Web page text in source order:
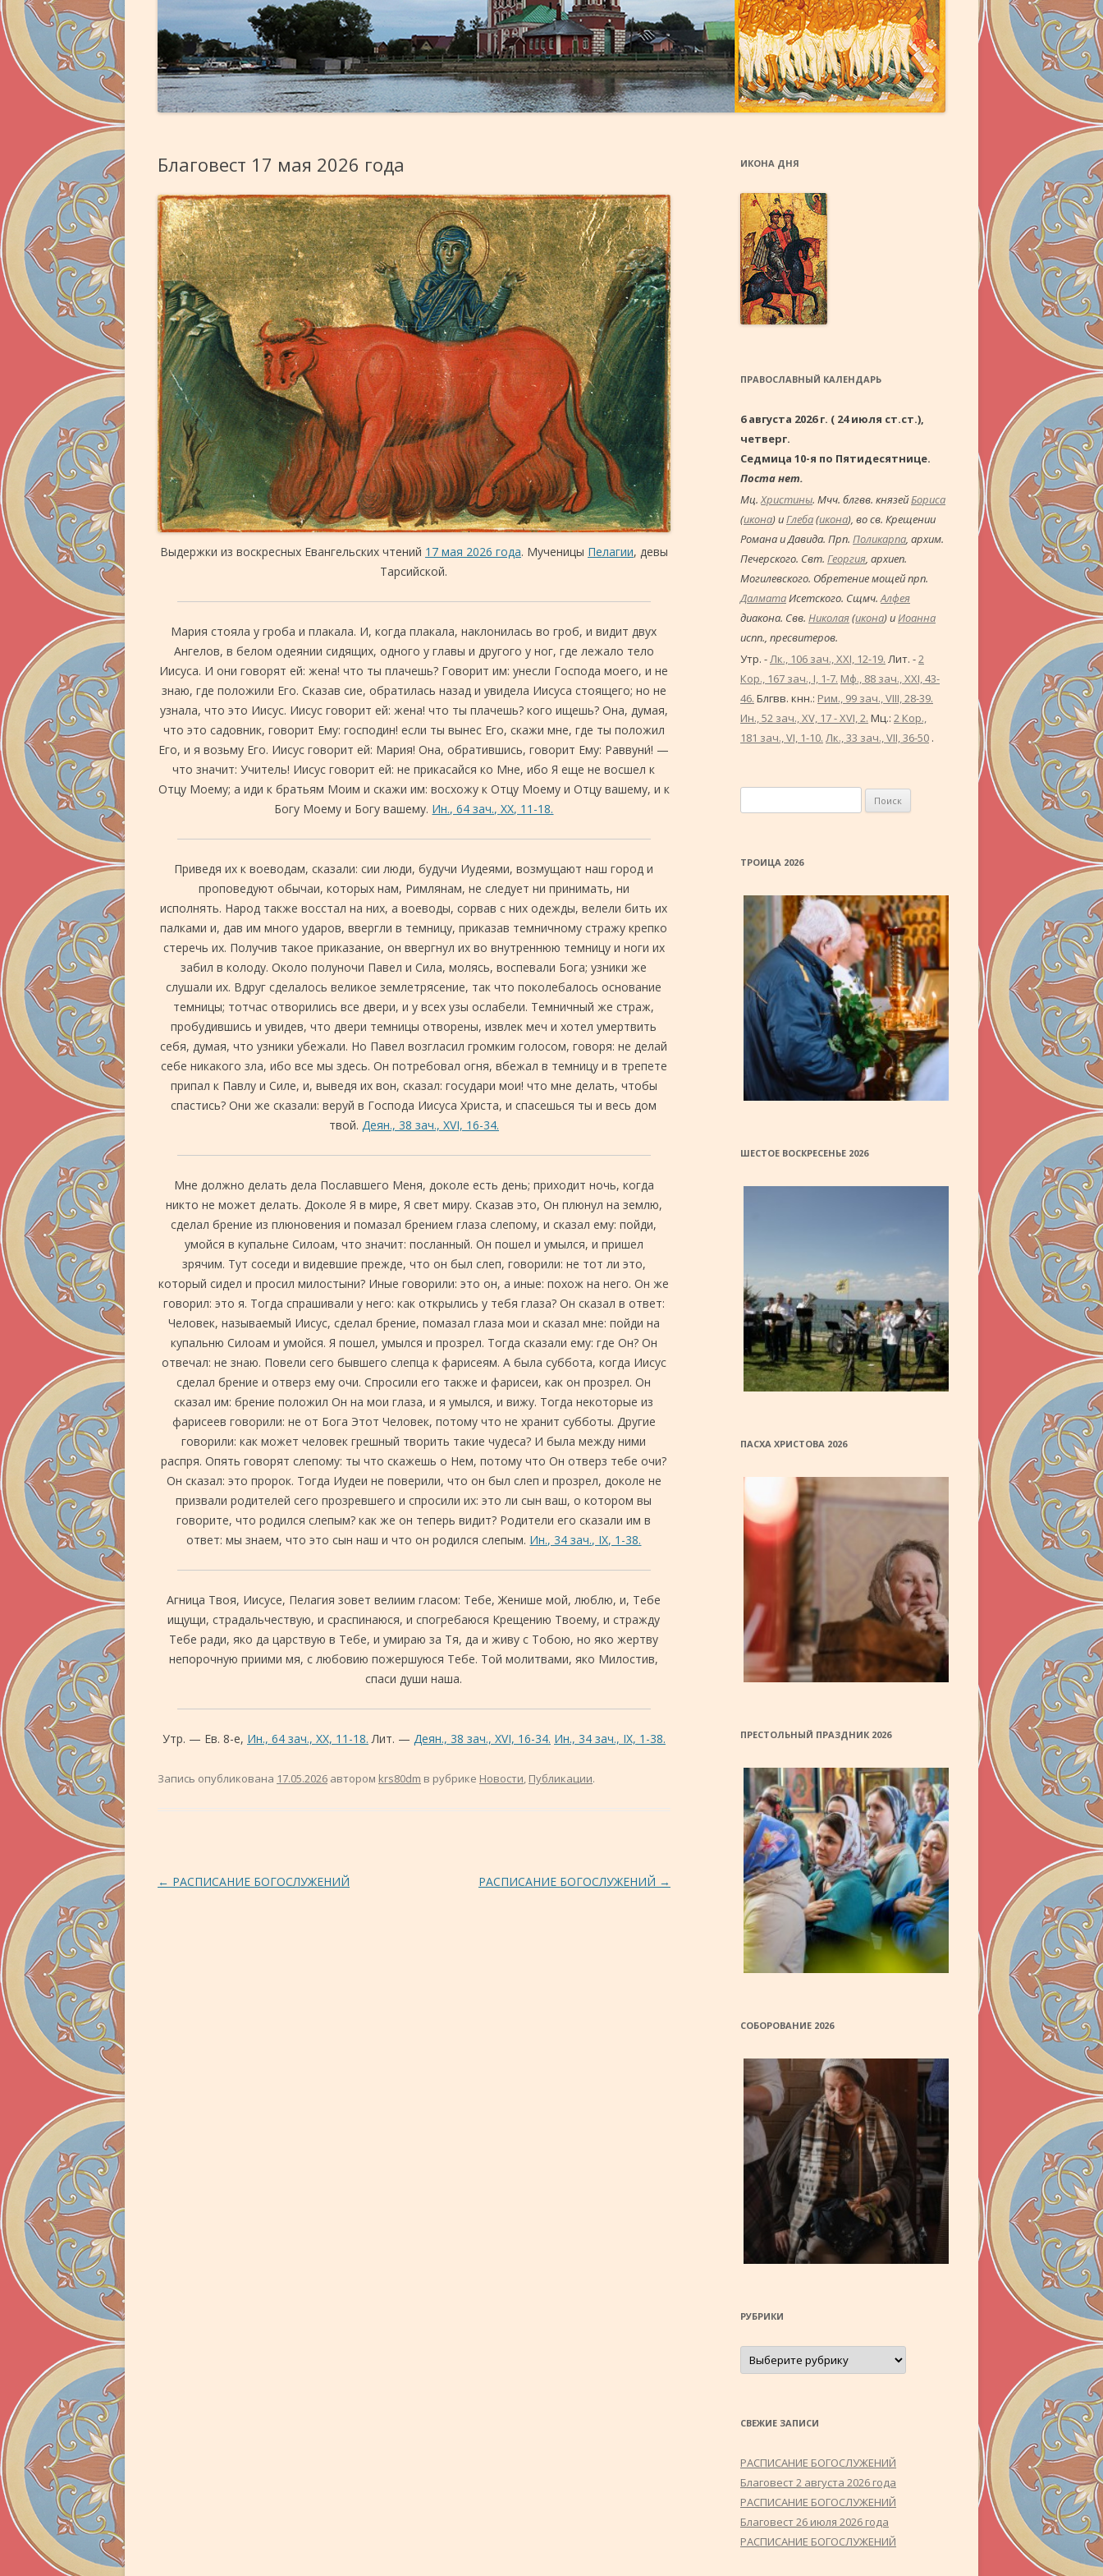
ПОЛЕЗНОЕ ЧТЕНИЕ
О ПОВЕДЕНИИ ХРИСТИАНИНА
О БОГОСЛУЖЕНИИ
ЛИТУРГИЯ
ПРЕЖДЕОСВЯЩЕННЫХ ДАРОВ
ВНЕШНИЕ РЕСУРСЫ
АЗБУКА ВЕРЫ
ГИМНЫ ЕФРЕМА СИРИНА
ВАСИЛИЙ ВЕЛИКИЙ О
СОРОКАМУЧЕНИКАХ
РАСПИСАНИЕ БОГОСЛУЖЕНИЙ
Благовест 17 мая 2026 года
Выдержки из воскресных Евангельских чтений 17 мая 2026 года. Мученицы Пелагии, девы
Тарсийской.
Мария стояла у гроба и плакала. И, когда плакала, наклонилась во гроб, и видит двух
Ангелов, в белом одеянии сидящих, одного у главы и другого у ног, где лежало тело
Иисуса. И они говорят ей: жена! что ты плачешь? Говорит им: унесли Господа моего, и не
знаю, где положили Его. Сказав сие, обратилась назад и увидела Иисуса стоящего; но не
узнала, что это Иисус. Иисус говорит ей: жена! что ты плачешь? кого ищешь? Она, думая,
что это садовник, говорит Ему: господин! если ты вынес Его, скажи мне, где ты положил
Его, и я возьму Его. Иисус говорит ей: Мария! Она, обратившись, говорит Ему: Раввуни́! —
что значит: Учитель! Иисус говорит ей: не прикасайся ко Мне, ибо Я еще не восшел к
Отцу Моему; а иди к братьям Моим и скажи им: восхожу к Отцу Моему и Отцу вашему, и к
Богу Моему и Богу вашему. Ин., 64 зач., XX, 11-18.
Приведя их к воеводам, сказали: сии люди, будучи Иудеями, возмущают наш город и
проповедуют обычаи, которых нам, Римлянам, не следует ни принимать, ни
исполнять. Народ также восстал на них, а воеводы, сорвав с них одежды, велели бить их
палками и, дав им много ударов, ввергли в темницу, приказав темничному стражу крепко
стеречь их. Получив такое приказание, он ввергнул их во внутреннюю темницу и ноги их
забил в колоду. Около полуночи Павел и Сила, молясь, воспевали Бога; узники же
слушали их. Вдруг сделалось великое землетрясение, так что поколебалось основание
темницы; тотчас отворились все двери, и у всех узы ослабели. Темничный же страж,
пробудившись и увидев, что двери темницы отворены, извлек меч и хотел умертвить
себя, думая, что узники убежали. Но Павел возгласил громким голосом, говоря: не делай
себе никакого зла, ибо все мы здесь. Он потребовал огня, вбежал в темницу и в трепете
припал к Павлу и Силе, и, выведя их вон, сказал: государи мои! что мне делать, чтобы
спастись? Они же сказали: веруй в Господа Иисуса Христа, и спасешься ты и весь дом
твой. Деян., 38 зач., XVI, 16-34.
Мне должно делать дела Пославшего Меня, доколе есть день; приходит ночь, когда
никто не может делать. Доколе Я в мире, Я свет миру. Сказав это, Он плюнул на землю,
сделал брение из плюновения и помазал брением глаза слепому, и сказал ему: пойди,
умойся в купальне Силоам, что значит: посланный. Он пошел и умылся, и пришел
зрячим. Тут соседи и видевшие прежде, что он был слеп, говорили: не тот ли это,
который сидел и просил милостыни? Иные говорили: это он, а иные: похож на него. Он же
говорил: это я. Тогда спрашивали у него: как открылись у тебя глаза? Он сказал в ответ:
Человек, называемый Иисус, сделал брение, помазал глаза мои и сказал мне: пойди на
купальню Силоам и умойся. Я пошел, умылся и прозрел. Тогда сказали ему: где Он? Он
отвечал: не знаю. Повели сего бывшего слепца к фарисеям. А была суббота, когда Иисус
сделал брение и отверз ему очи. Спросили его также и фарисеи, как он прозрел. Он
сказал им: брение положил Он на мои глаза, и я умылся, и вижу. Тогда некоторые из
фарисеев говорили: не от Бога Этот Человек, потому что не хранит субботы. Другие
говорили: как может человек грешный творить такие чудеса? И была между ними
распря. Опять говорят слепому: ты что скажешь о Нем, потому что Он отверз тебе очи?
Он сказал: это пророк. Тогда Иудеи не поверили, что он был слеп и прозрел, доколе не
призвали родителей сего прозревшего и спросили их: это ли сын ваш, о котором вы
говорите, что родился слепым? как же он теперь видит? Родители его сказали им в
ответ: мы знаем, что это сын наш и что он родился слепым. Ин., 34 зач., IX, 1-38.
Агница Твоя, Иисусе, Пелагия зовет велиим гласом: Тебе, Женише мой, люблю, и, Тебе
ищущи, страдальчествую, и сраспинаюся, и спогребаюся Крещению Твоему, и стражду
Тебе ради, яко да царствую в Тебе, и умираю за Тя, да и живу с Тобою, но яко жертву
непорочную приими мя, с любовию пожершуюся Тебе. Той молитвами, яко Милостив,
спаси души наша.
Утр. — Ев. 8-е, Ин., 64 зач., XX, 11-18. Лит. — Деян., 38 зач., XVI, 16-34. Ин., 34 зач., IX, 1-38.
Запись опубликована 17.05.2026 автором krs80dm в рубрике Новости, Публикации.
Навигация по записям
← РАСПИСАНИЕ БОГОСЛУЖЕНИЙ РАСПИСАНИЕ БОГОСЛУЖЕНИЙ →
ИКОНА ДНЯ
ПРАВОСЛАВНЫЙ КАЛЕНДАРЬ
6 августа 2026 г. ( 24 июля ст.ст.),
четверг.
Седмица 10-я по Пятидесятнице.
Поста нет.
Мц.Христины. Мчч. блгвв. князейБориса
(икона) иГлеба(икона), во св. Крещении
Романа и Давида. Прп. Поликарпа, архим.
Печерского. Свт. Георгия, архиеп.
Могилевского. Обретение мощей прп.
ДалматаИсетского. Сщмч.Алфея
диакона. Свв. Николая(икона) иИоанна
испп., пресвитеров.
Утр. -Лк., 106 зач., XXI, 12-19. Лит. -2
Кор., 167 зач., I, 1-7. Мф., 88 зач., XXI, 43-
46. Блгвв. кнн.: Рим., 99 зач., VIII, 28-39.
Ин., 52 зач., XV, 17 - XVI, 2. Мц.: 2 Кор.,
181 зач., VI, 1-10. Лк., 33 зач., VII, 36-50 .
ТРОИЦА 2026
ШЕСТОЕ ВОСКРЕСЕНЬЕ 2026
ПАСХА ХРИСТОВА 2026
ПРЕСТОЛЬНЫЙ ПРАЗДНИК 2026
СОБОРОВАНИЕ 2026
РУБРИКИ
Рубрики
СВЕЖИЕ ЗАПИСИ
РАСПИСАНИЕ БОГОСЛУЖЕНИЙ
Благовест 2 августа 2026 года
РАСПИСАНИЕ БОГОСЛУЖЕНИЙ
Благовест 26 июля 2026 года
РАСПИСАНИЕ БОГОСЛУЖЕНИЙ